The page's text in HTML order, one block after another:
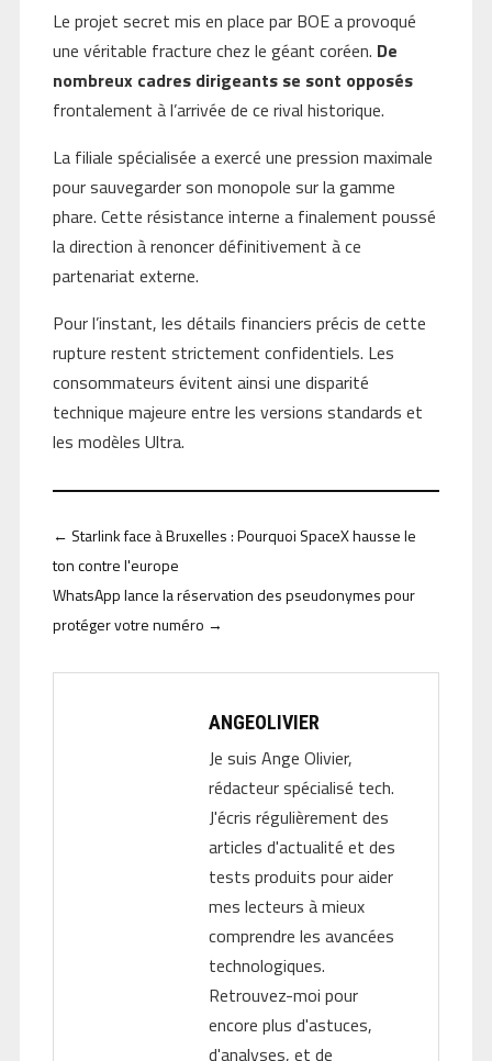
Le projet secret mis en place par BOE a provoqué
une véritable fracture chez le géant coréen. De
nombreux cadres dirigeants se sont opposés
frontalement à l’arrivée de ce rival historique.
La filiale spécialisée a exercé une pression maximale
pour sauvegarder son monopole sur la gamme
phare. Cette résistance interne a finalement poussé
la direction à renoncer définitivement à ce
partenariat externe.
Pour l’instant, les détails financiers précis de cette
rupture restent strictement confidentiels. Les
consommateurs évitent ainsi une disparité
technique majeure entre les versions standards et
les modèles Ultra.
← Starlink face à Bruxelles : Pourquoi SpaceX hausse le
ton contre l'europe
WhatsApp lance la réservation des pseudonymes pour
protéger votre numéro →
ANGEOLIVIER
Je suis Ange Olivier,
rédacteur spécialisé tech.
J'écris régulièrement des
articles d'actualité et des
tests produits pour aider
mes lecteurs à mieux
comprendre les avancées
technologiques.
Retrouvez-moi pour
encore plus d'astuces,
d'analyses, et de